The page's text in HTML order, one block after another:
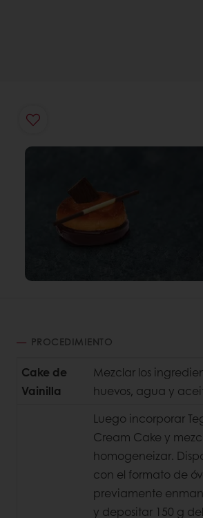
PROCEDIMIENTO
Cake de
Vainilla
Mezclar los
huevos, agua y
Luego incorporar
Cream Cake y
homogeneizar.
con el formato de
previamente
y depositar 150 g